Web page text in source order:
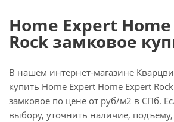
Home Expert
Rock замковое
В нашем интернет-магазине
купить Home Expert Home Expert
замковое по цене от руб/м2 в СПб.
выбору, уточнить наличие, подъему,